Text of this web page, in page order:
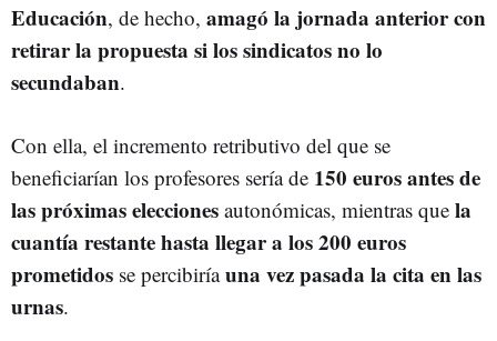
Educación, de hecho, amagó la jornada anterior con
retirar la propuesta si los sindicatos no lo
secundaban.
Con ella, el incremento retributivo del que se
beneficiarían los profesores sería de 150 euros antes de
las próximas elecciones autonómicas, mientras que la
cuantía restante hasta llegar a los 200 euros
prometidos se percibiríauna vez pasada la cita en las
urnas.